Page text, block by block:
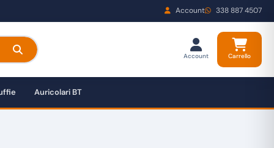
Account 338 887 4507
Account Carrello
Auricolari BT